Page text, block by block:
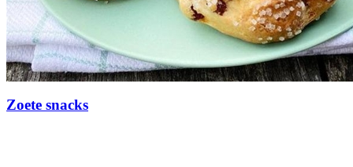
Zoete snacks